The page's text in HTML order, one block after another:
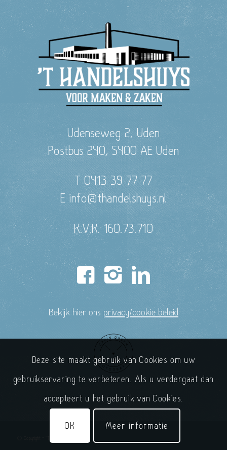
Udenseweg 2, Uden
Postbus 240, 5400 AE Uden
T 0413 39 77 77
E info@thandelshuys.nl
K.V.K. 160.73.710
Bekijk hier ons privacy/cookie beleid
Deze site maakt gebruik van Cookies om uw
gebruikservaring te verbeteren. Als u verdergaat dan
accepteert u het gebruik van Cookies.
OK Meer informatie